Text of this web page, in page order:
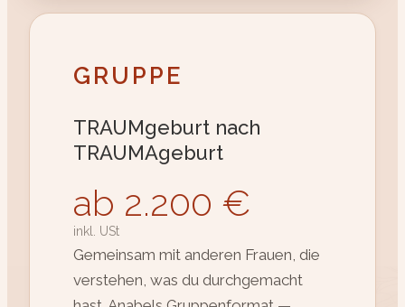
GRUPPE
TRAUMgeburt nach
TRAUMAgeburt
ab 2.200 €
inkl. USt
Gemeinsam mit anderen Frauen, die
verstehen, was du durchgemacht